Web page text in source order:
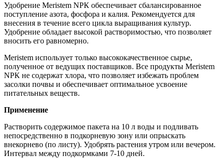
Удобрение Meristem NРК обеспечивает сбалансированное
поступление азота, фосфора и калия. Рекомендуется для
внесения в течение всего цикла выращивания культур.
Удобрение обладает высокой растворимостью, что позволяет
вносить его равномерно.
Meristem использует только высококачественное сырье,
полученное от ведущих поставщиков. Все продукты Meristem
NРК не содержат хлора, что позволяет избежать проблем
засолки почвы и обеспечивает оптимальное усвоение
питательных веществ.
Применение
Растворить содержимое пакета на 10 л воды и подливать
непосредственно в подкорневую зону или опрыскать
внекорнево (по листу). Удобрять растения утром или вечером.
Интервал между подкормками 7-10 дней.